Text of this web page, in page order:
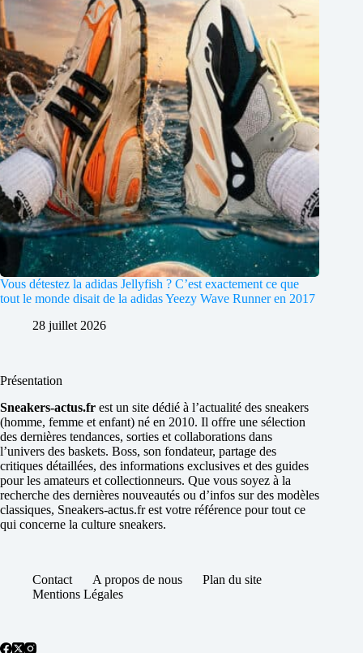
Vous détestez la adidas Jellyfish ? C’est exactement ce que
tout le monde disait de la adidas Yeezy Wave Runner en 2017
28 juillet 2026
Présentation
Sneakers-actus.fr est un site dédié à l’actualité des sneakers
(homme, femme et enfant) né en 2010. Il offre une sélection
des dernières tendances, sorties et collaborations dans
l’univers des baskets. Boss, son fondateur, partage des
critiques détaillées, des informations exclusives et des guides
pour les amateurs et collectionneurs. Que vous soyez à la
recherche des dernières nouveautés ou d’infos sur des modèles
classiques, Sneakers-actus.fr est votre référence pour tout ce
qui concerne la culture sneakers.
Contact A propos de nous
Plan du site
Mentions Légales